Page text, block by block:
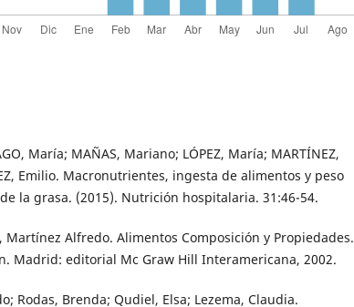
María; MAÑAS, Mariano; LÓPEZ, María; MARTÍNEZ,
Emilio. Macronutrientes, ingesta de alimentos y peso
la grasa. (2015). Nutrición hospitalaria. 31:46-54.
Martínez Alfredo. Alimentos Composición y Propiedades.
Madrid: editorial Mc Graw Hill Interamericana, 2002.
Rodas, Brenda; Qudiel, Elsa; Lezema, Claudia.